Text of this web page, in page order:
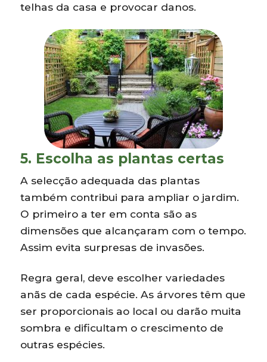
telhas da casa e provocar danos.
5. Escolha as plantas certas
A selecção adequada das plantas
também contribui para ampliar o jardim.
O primeiro a ter em conta são as
dimensões que alcançaram com o tempo.
Assim evita surpresas de invasões.
Regra geral, deve escolher variedades
anãs de cada espécie. As árvores têm que
ser proporcionais ao local ou darão muita
sombra e dificultam o crescimento de
outras espécies.